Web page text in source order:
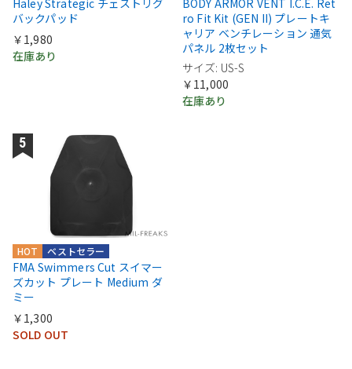
バックパッド
￥1,980
在庫あり
ro Fit Kit (GEN II) プレートキ
ャリア ベンチレーション 通気
パネル 2枚セット
サイズ: US-S
￥11,000
在庫あり
ベストセラー
HOT
FMA Swimmers Cut スイマー
ズカット プレート Medium ダ
ミー
￥1,300
SOLD OUT